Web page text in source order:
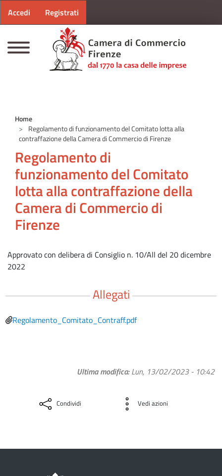
Menu profilo utente
Accedi Registrati
Home
Regolamento di funzionamento del Comitato lotta alla
contraffazione della Camera di Commercio di Firenze
Regolamento di
funzionamento del Comitato
lotta alla contraffazione della
Camera di Commercio di
Firenze
Approvato con delibera di Consiglio n. 10/All del 20 dicembre
2022
Allegati
File
Regolamento_Comitato_Contraff.pdf
Ultima modifica Lun, 13/02/2023 - 10:42
Condividi Vedi azioni